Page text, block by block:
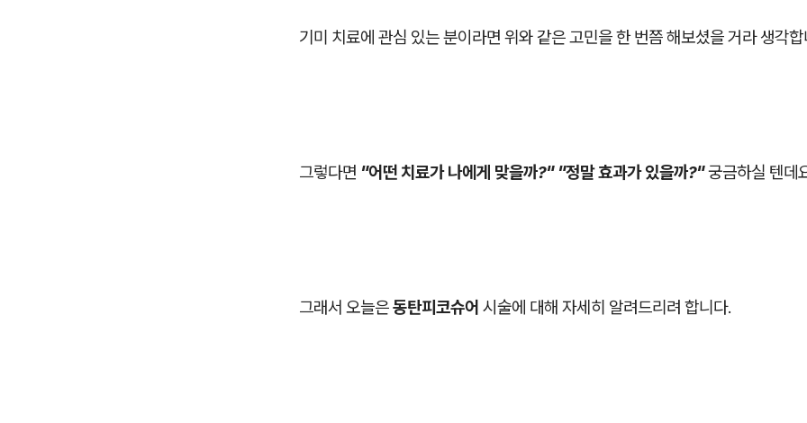
기미 치료에 관심 있는 분이라면 위와 같은 고민을 한 번쯤 해보셨을 거라 생각합
그렇다면 "어떤 치료가 나에게 맞을까?" "정말 효과가 있을까?"궁금하실 텐데
그래서 오늘은동탄피코슈어 시술에 대해 자세히 알려드리려 합니다.